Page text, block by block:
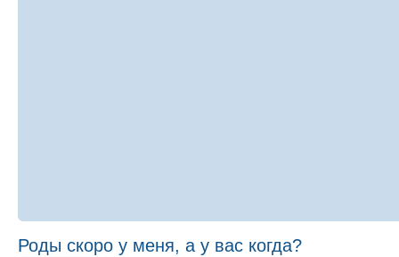
Роды скоро у меня, а у вас когда?